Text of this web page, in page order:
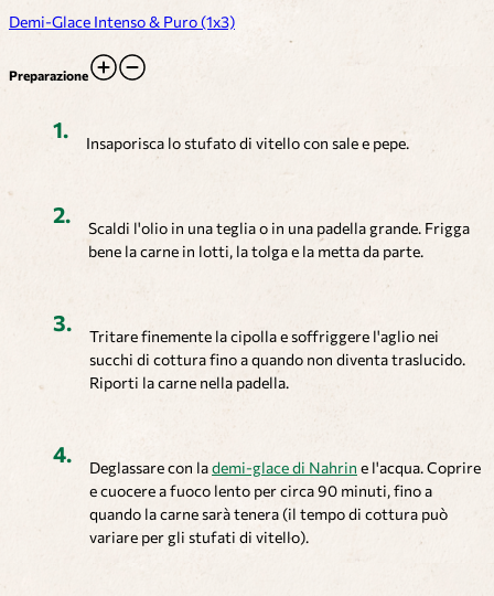
Demi-Glace Intenso & Puro (1x3)
Preparazione
Insaporisca lo stufato di vitello con sale e pepe.
Scaldi l'olio in una teglia o in una padella grande. Frigga
bene la carne in lotti, la tolga e la metta da parte.
Tritare finemente la cipolla e soffriggere l'aglio nei
succhi di cottura fino a quando non diventa traslucido.
Riporti la carne nella padella.
Deglassare con lademi-glace di Nahrin e l'acqua. Coprire
e cuocere a fuoco lento per circa 90 minuti, fino a
quando la carne sarà tenera (il tempo di cottura può
variare per gli stufati di vitello).